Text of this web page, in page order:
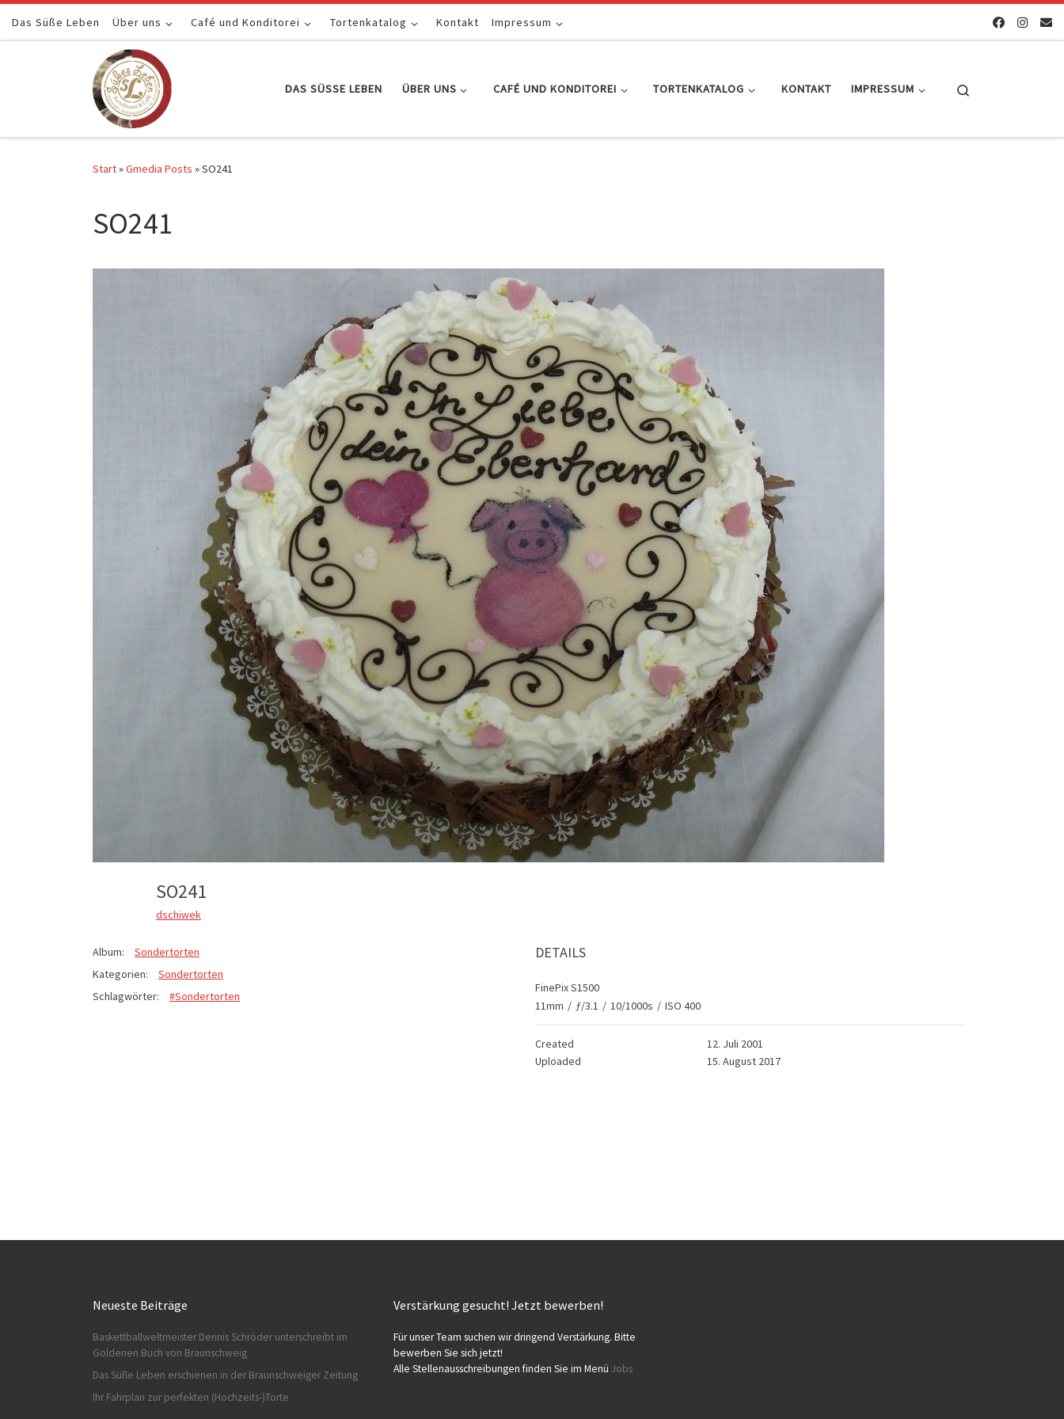
Zum Inhalt springen
Das Süße Leben Über uns Café und Konditorei Tortenkatalog Kontakt Impressum
DAS SÜSSE LEBEN ÜBER UNS CAFÉ UND KONDITOREI TORTENKATALOG KONTAKT IMPRESSUM
Start»Gmedia Posts »SO241
SO241
SO241
dschiwek
Album:
Sondertorten
Kategorien:
Sondertorten
Schlagwörter:
#Sondertorten
DETAILS
FinePix S1500
11mm / ƒ/3.1 / 10/1000s / ISO 400
Created
12. Juli 2001
Uploaded
15. August 2017
Neueste Beiträge
Baskettballweltmeister Dennis Schröder unterschreibt im
Goldenen Buch von Braunschweig
Das Süße Leben erschienen in der Braunschweiger Zeitung
Ihr Fahrplan zur perfekten (Hochzeits-)Torte
Verstärkung gesucht! Jetzt bewerben!
Für unser Team suchen wir dringend Verstärkung. Bitte
bewerben Sie sich jetzt!
Alle Stellenausschreibungen finden Sie im Menü Jobs